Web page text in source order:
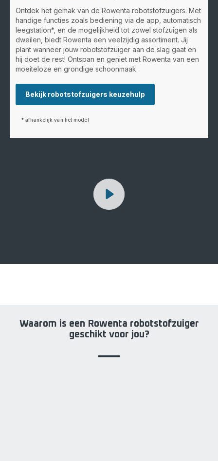
Ontdek het gemak van de Rowenta robotstofzuigers. Met
handige functies zoals bediening via de app, automatisch
leegstation*, en de mogelijkheid tot zowel stofzuigen als
dweilen, biedt Rowenta een veelzijdig assortiment. Jij
plant wanneer jouw robotstofzuiger aan de slag gaat en
hij doet de rest! Ontspan en geniet met Rowenta van een
moeiteloze en grondige schoonmaak.
Bekijk robotstofzuigers keuzehulp
* afhankelijk van het model
Start
-
Waarom is een Rowenta robotstofzuiger
geschikt voor jou?